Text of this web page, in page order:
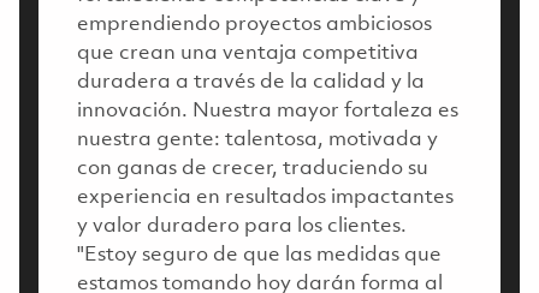
emprendiendo proyectos ambiciosos
que crean una ventaja competitiva
duradera a través de la calidad y la
innovación. Nuestra mayor fortaleza es
nuestra gente: talentosa, motivada y
con ganas de crecer, traduciendo su
experiencia en resultados impactantes
y valor duradero para los clientes.
"Estoy seguro de que las medidas que
estamos tomando hoy darán forma al